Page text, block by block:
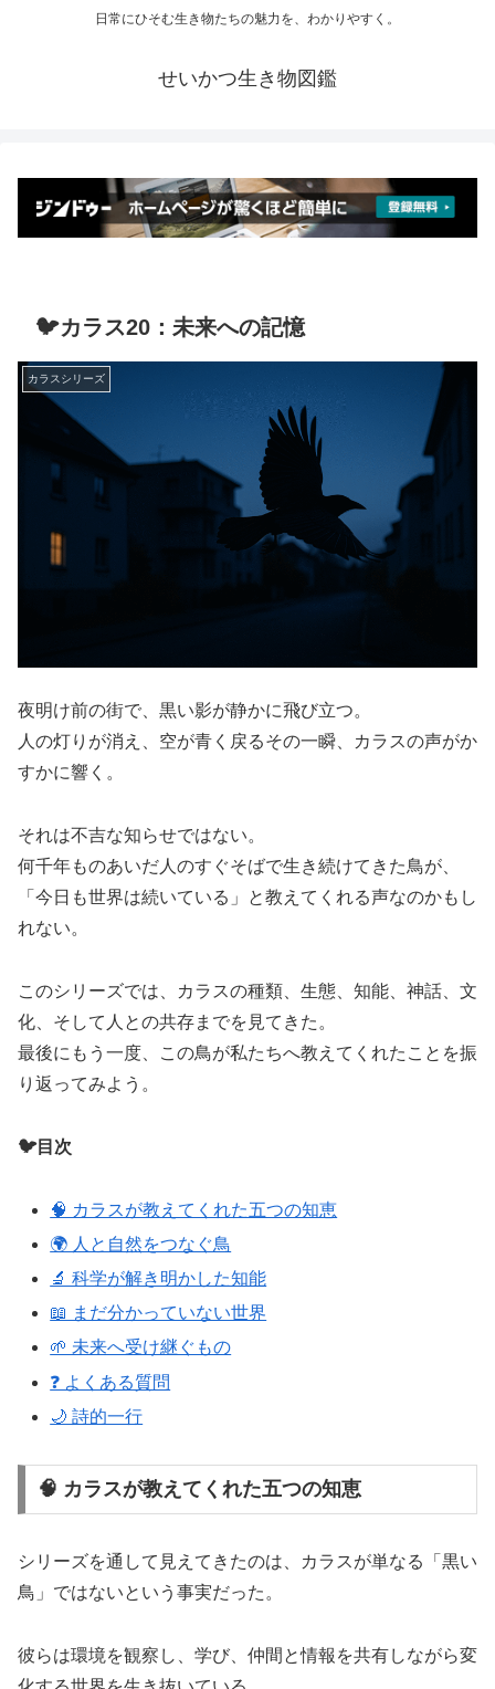
日常にひそむ生き物たちの魅力を、わかりやすく。
せいかつ生き物図鑑
🐦カラス20：未来への記憶
カラスシリーズ
夜明け前の街で、黒い影が静かに飛び立つ。
人の灯りが消え、空が青く戻るその一瞬、カラスの声がか
すかに響く。
それは不吉な知らせではない。
何千年ものあいだ人のすぐそばで生き続けてきた鳥が、
「今日も世界は続いている」と教えてくれる声なのかもし
れない。
このシリーズでは、カラスの種類、生態、知能、神話、文
化、そして人との共存までを見てきた。
最後にもう一度、この鳥が私たちへ教えてくれたことを振
り返ってみよう。
🐦目次
🧠 カラスが教えてくれた五つの知恵
🌍 人と自然をつなぐ鳥
🔬 科学が解き明かした知能
📖 まだ分かっていない世界
🌱 未来へ受け継ぐもの
❓ よくある質問
🌙 詩的一行
🧠 カラスが教えてくれた五つの知恵
シリーズを通して見えてきたのは、カラスが単なる「黒い
鳥」ではないという事実だった。
彼らは環境を観察し、学び、仲間と情報を共有しながら変